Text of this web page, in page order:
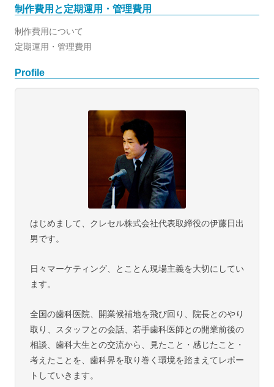
制作費用と定期運用・管理費用
制作費用について
定期運用・管理費用
Profile
はじめまして、クレセル株式会社代表取締役の伊藤日出
男です。
日々マーケティング、とことん現場主義を大切にしてい
ます。
全国の歯科医院、開業候補地を飛び回り、院長とのやり
取り、スタッフとの会話、若手歯科医師との開業前後の
相談、歯科大生との交流から、見たこと・感じたこと・
考えたことを、歯科界を取り巻く環境を踏まえてレポー
トしていきます。